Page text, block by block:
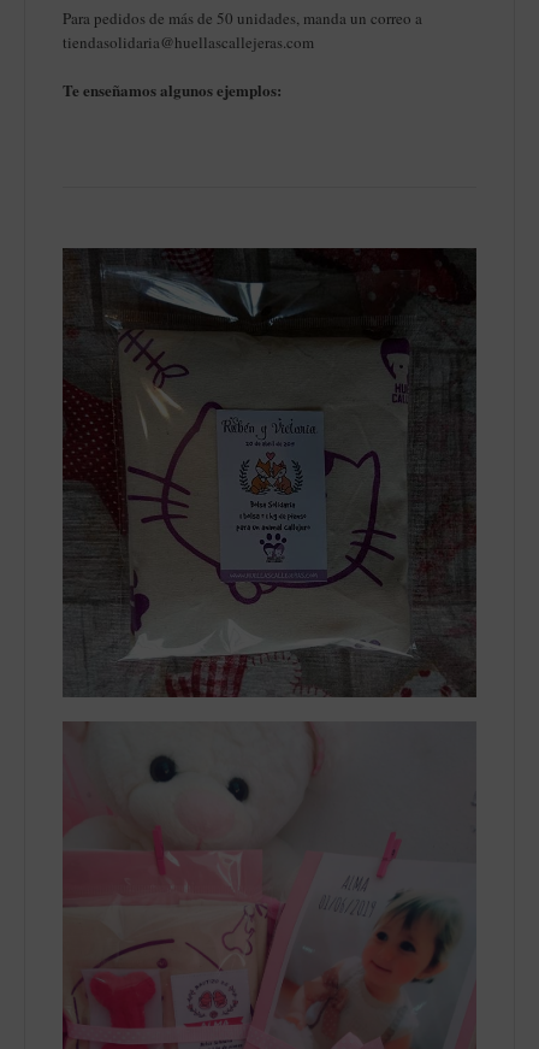
Para pedidos de más de 50 unidades, manda un correo a
tiendasolidaria@huellascallejeras.com
Te enseñamos algunos ejemplos: